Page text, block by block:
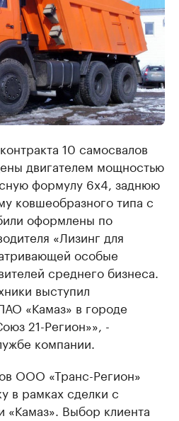
10 самосвалов
двигателем мощностью
формулу 6x4, заднюю
ковшеобразного типа с
оформлены по
«Лизинг для
особые
среднего бизнеса.
выступил
«Камаз» в городе
21-Регион»», -
компании.
ООО «Транс-Регион»
в рамках сделки с
«Камаз». Выбор клиента